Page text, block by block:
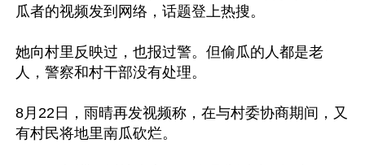
瓜者的视频发到网络，话题登上热搜。
她向村里反映过，也报过警。但偷瓜的人都是老
人，警察和村干部没有处理。
8月22日，雨晴再发视频称，在与村委协商期间，又
有村民将地里南瓜砍烂。